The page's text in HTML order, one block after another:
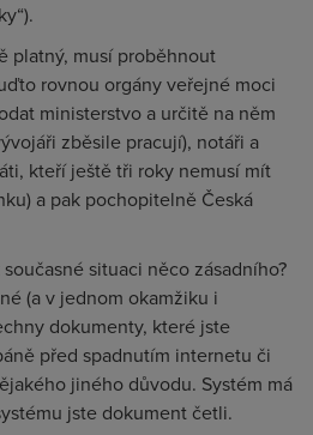
platný, musí proběhnout
rovnou orgány veřejné moci
ministerstvo a určitě na něm
zběsile pracují), notáři a
kteří ještě tři roky nemusí mít
a pak pochopitelně Česká
situaci něco zásadního?
(a v jednom okamžiku i
dokumenty, které jste
před spadnutím internetu či
jiného důvodu. Systém má
jste dokument četli.